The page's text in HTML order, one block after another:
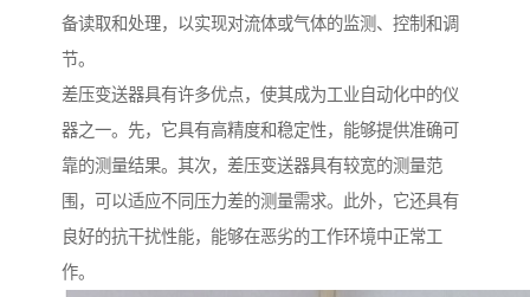
备读取和处理，以实现对流体或气体的监测、控制和调
节。
差压变送器具有许多优点，使其成为工业自动化中的仪
器之一。先，它具有高精度和稳定性，能够提供准确可
靠的测量结果。其次，差压变送器具有较宽的测量范
围，可以适应不同压力差的测量需求。此外，它还具有
良好的抗干扰性能，能够在恶劣的工作环境中正常工
作。